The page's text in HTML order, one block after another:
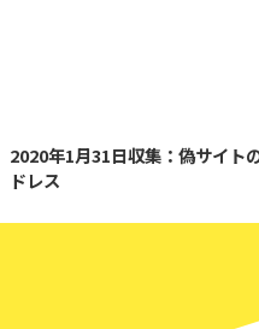
2020年1月31日収集：偽サイト
ドレス